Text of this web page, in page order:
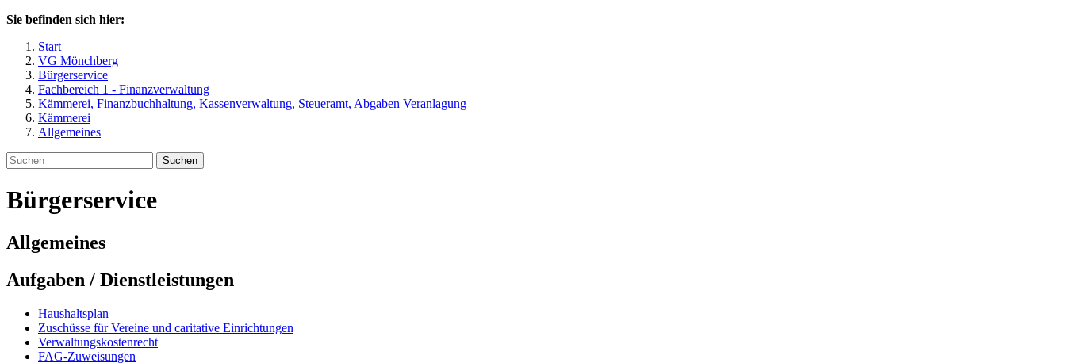
Sie befinden sich hier:
Start
VG Mönchberg
Bürgerservice
Fachbereich 1 - Finanzverwaltung
Kämmerei, Finanzbuchhaltung, Kassenverwaltung, Steueramt, Abgaben Veranlagung
Kämmerei
Allgemeines
Suchen
Bürgerservice
Allgemeines
Aufgaben / Dienstleistungen
Haushaltsplan
Zuschüsse für Vereine und caritative Einrichtungen
Verwaltungskostenrecht
FAG-Zuweisungen